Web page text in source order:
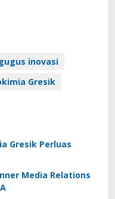
gugus inovasi
Gresik
Gresik Perluas
Media Relations